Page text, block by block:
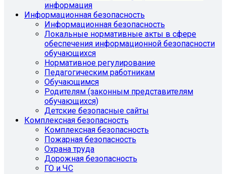
информация
Информационная безопасность
Информационная безопасность
Локальные нормативные акты в сфере
обеспечения информационной безопасности
обучающихся
Нормативное регулирование
Педагогическим работникам
Обучающимся
Родителям (законным представителям
обучающихся)
Детские безопасные сайты
Комплексная безопасность
Комплексная безопасность
Пожарная безопасность
Охрана труда
Дорожная безопасность
ГО и ЧС